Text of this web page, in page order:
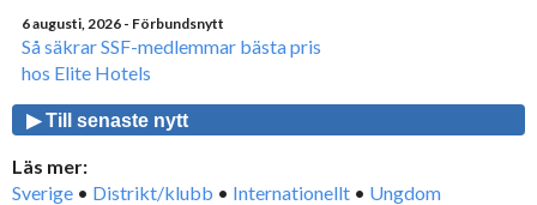
6 augusti, 2026 - Förbundsnytt
Så säkrar SSF-medlemmar bästa pris
hos Elite Hotels
▶ Till senaste nytt
Läs mer:
Sverige • Distrikt/klubb • Internationellt • Ungdom